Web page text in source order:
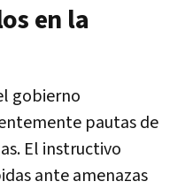
en la
gobierno
pautas de
El instructivo
ante amenazas